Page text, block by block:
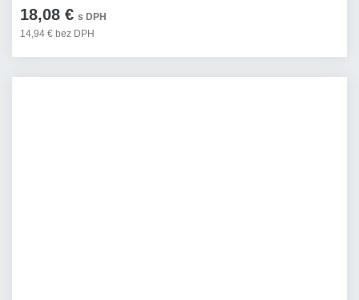
18,08 € s DPH
14,94 € bez DPH